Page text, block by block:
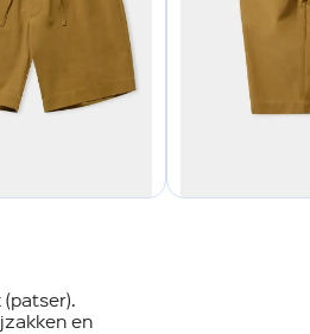
en